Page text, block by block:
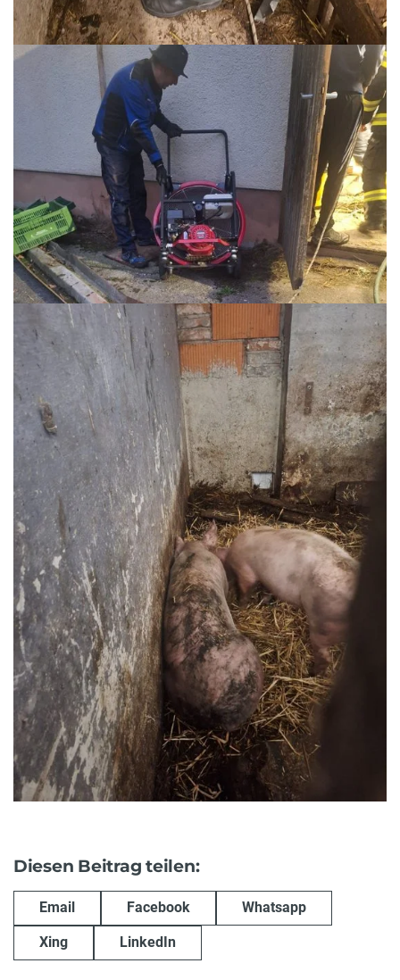
Diesen Beitrag teilen:
Email Facebook Whatsapp
Xing LinkedIn